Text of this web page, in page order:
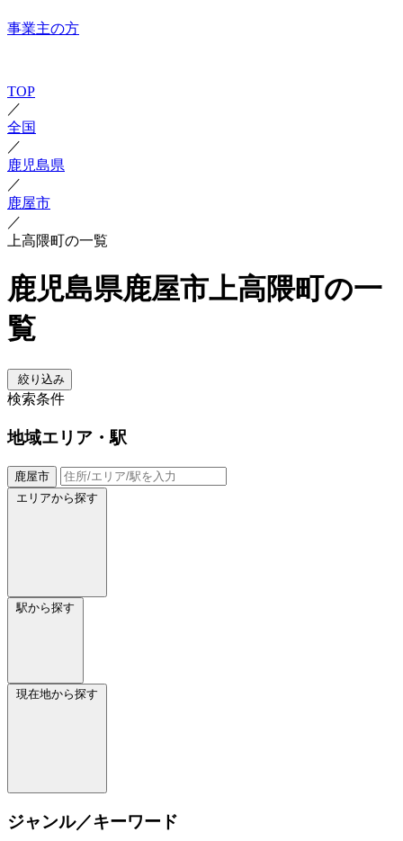
事業主の方
TOP
／
全国
／
鹿児島県
／
鹿屋市
／
上高隈町の一覧
鹿児島県鹿屋市上高隈町の一
覧
絞り込み
検索条件
地域エリア・駅
鹿屋市
エリアから探す
駅から探す
現在地から探す
ジャンル／キーワード